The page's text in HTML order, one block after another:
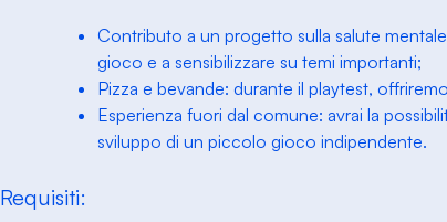
Contributo a un progetto sulla salute
gioco e a sensibilizzare su temi importanti;
Pizza e bevande: durante il playtest,
Esperienza fuori dal comune: avrai la
sviluppo di un piccolo gioco indipendente.
Requisiti: